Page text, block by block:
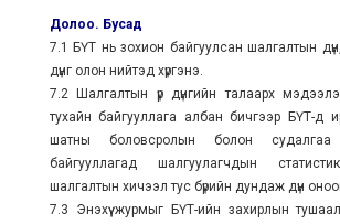
Долоо. Бусад
7.1 БҮТ нь зохион байгуулсан шалгалтын
дүнг олон нийтэд хүргэнэ.
7.2 Шалгалтын үр дүнгийн талаарх
тухайн байгууллага албан бичгээр БҮТ-д
шатны боловсролын болон судалгаа
байгууллагад шалгуулагчдын
шалгалтын хичээл тус бүрийн дундаж дүн
7.3 Энэхүү журмыг БҮТ-ийн захирлын